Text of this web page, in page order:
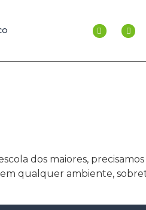
dos maiores,
em qualquer ambiente,